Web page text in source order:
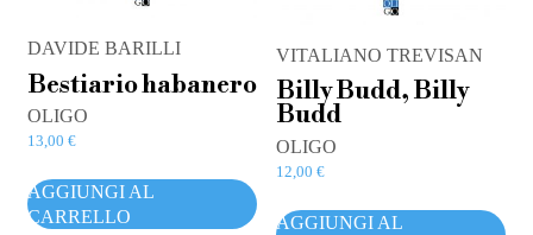
DAVIDE BARILLI
Bestiario habanero
OLIGO
13,00 €
AGGIUNGI AL
CARRELLO
VITALIANO TREVISAN
Billy Budd, Billy
Budd
OLIGO
12,00€
AGGIUNGI AL